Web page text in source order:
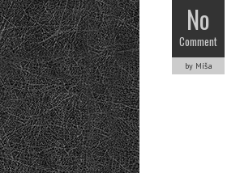
No
Comment
by Míša